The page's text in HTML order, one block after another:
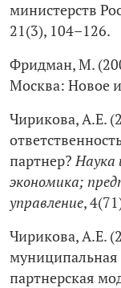
министерств
21(3), 104–126.
Фридман, М.
Москва: Новое
Чирикова, А.Е.
партнер?Наука
экономика;
управление,
Чирикова, А.Е.
муниципальная
партнерская